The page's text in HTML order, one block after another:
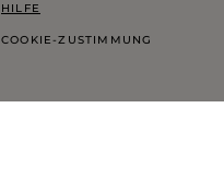
HILFE
COOKIE-ZUSTIMMUNG